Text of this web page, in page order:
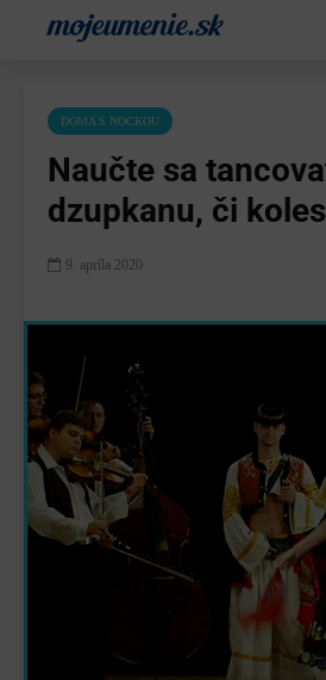
DOMA S NOCKOU
Naučte sa
dzupkanu, či
9. apríla 2020